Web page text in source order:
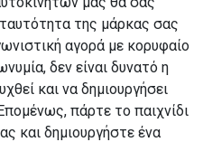
της μάρκας σας
αγορά με κορυφαίο
δεν είναι δυνατό η
και να δημιουργήσει
πάρτε το παιχνίδι
και δημιουργήστε ένα